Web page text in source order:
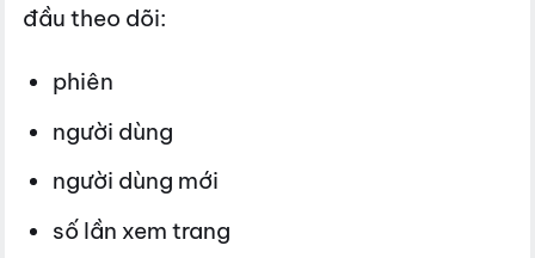
đầu theo dõi:
phiên
người dùng
người dùng mới
số lần xem trang